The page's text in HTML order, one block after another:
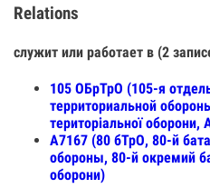
Relations
служит или работает в (2
105 ОБрТрО (105-я
территориальной
територіальної оборони,
А7167 (80 бТрО, 80-й
обороны, 80-й окремий
оборони)